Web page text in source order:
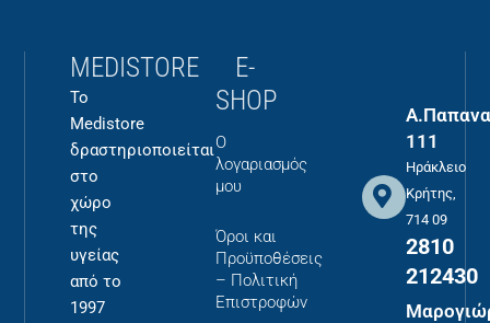
MEDISTORE
Το
Medistore
δραστηριοποιείται
στο
χώρο
της
υγείας
από το
1997
E-
SHOP
Ο
λογαριασμός
μου
Όροι και
Προϋποθέσεις
– Πολιτική
Επιστροφών
111
Ηράκλειο
Κρήτης,
714 09
2810
212430